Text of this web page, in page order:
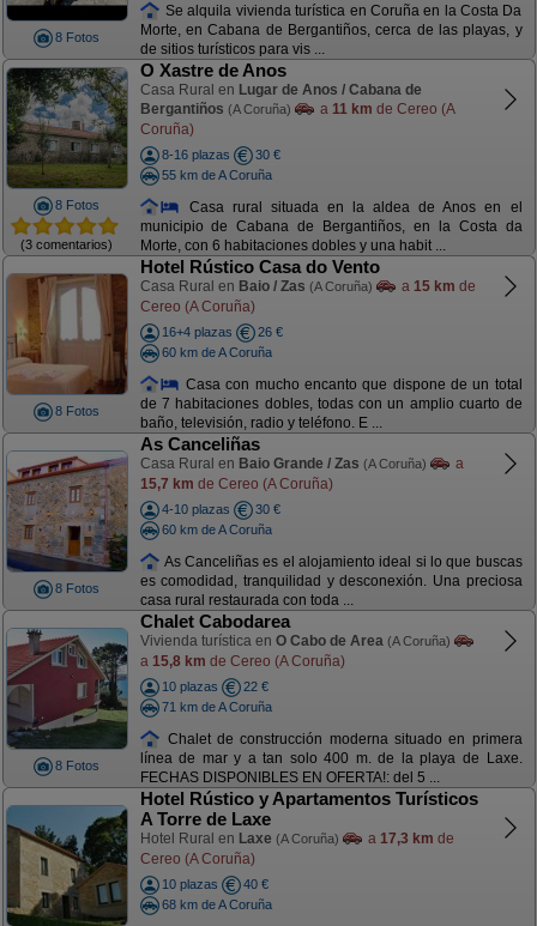
8 Fotos
Se alquila vivienda turística en Coruña en la Costa Da
Morte, en Cabana de Bergantiños, cerca de las playas, y
de sitios turísticos para vis ...
8 Fotos
(3 comentarios)
O Xastre de Anos
Casa Rural en Lugar de Anos / Cabana de
Bergantiños (A Coruña) a 11 km de Cereo (A
Coruña)
8-16 plazas
30 €
55 km de A Coruña
Casa rural situada en la aldea de Anos en el
municipio de Cabana de Bergantiños, en la Costa da
Morte, con 6 habitaciones dobles y una habit ...
8 Fotos
Hotel Rústico Casa do Vento
Casa Rural en Baio / Zas (A Coruña) a 15 km de
Cereo (A Coruña)
16+4 plazas
26 €
60 km de A Coruña
Casa con mucho encanto que dispone de un total
de 7 habitaciones dobles, todas con un amplio cuarto de
baño, televisión, radio y teléfono. E ...
8 Fotos
As Canceliñas
Casa Rural en Baio Grande / Zas (A Coruña)
a
15,7 km de Cereo (A Coruña)
4-10 plazas
30 €
60 km de A Coruña
As Canceliñas es el alojamiento ideal si lo que buscas
es comodidad, tranquilidad y desconexión. Una preciosa
casa rural restaurada con toda ...
8 Fotos
Chalet Cabodarea
Vivienda turística en O Cabo de Area (A Coruña)
a 15,8 km de Cereo (A Coruña)
10 plazas
22 €
71 km de A Coruña
Chalet de construcción moderna situado en primera
línea de mar y a tan solo 400 m. de la playa de Laxe.
FECHAS DISPONIBLES EN OFERTA!: del 5 ...
Hotel Rústico y Apartamentos Turísticos
A Torre de Laxe
Hotel Rural en Laxe (A Coruña) a 17,3 km de
Cereo (A Coruña)
10 plazas
40 €
68 km de A Coruña